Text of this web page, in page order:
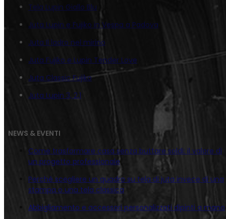
Tela Lupin Giallo Blu
Juta Lupin e Fujiko in Vespa a Padova
Juta Il ladro nel mirino
Juta Fujiko e Lupin Tender Love
Juta Classic Fujiko
Juta Lupin 3, 2,1
NEWS & EVENTI
Come trasformare casa senza buttare soldi: il valore di
un progetto professionale
Perché scegliere un quadro su tela di juta invece di una
stampa o una tela classica
Abbigliamento e accessori personalizzati dipinti a mano